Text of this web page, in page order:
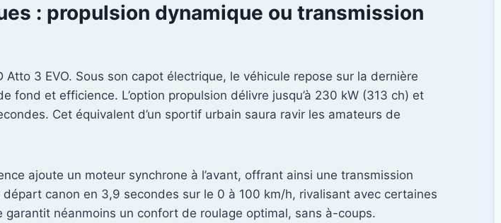
: propulsion dynamique ou transmission
3 EVO. Sous son capot électrique, le véhicule repose sur la dernière
et efficience. L’option propulsion délivre jusqu’à 230 kW (313 ch) et
Cet équivalent d’un sportif urbain saura ravir les amateurs de
ajoute un moteur synchrone à l’avant, offrant ainsi une transmission
canon en 3,9 secondes sur le 0 à 100 km/h, rivalisant avec certaines
néanmoins un confort de roulage optimal, sans à-coups.